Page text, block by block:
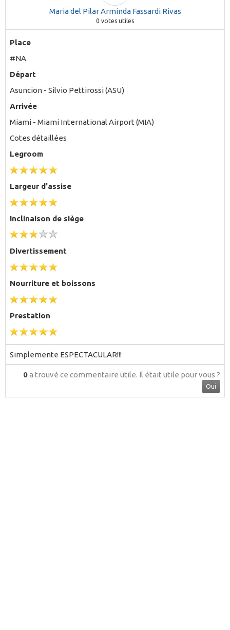
Maria del Pilar Arminda Fassardi Rivas
0 votes utiles
Place
#NA
Départ
Asuncion - Silvio Pettirossi (ASU)
Arrivée
Miami - Miami International Airport (MIA)
Cotes détaillées
Legroom
Largeur d'assise
Inclinaison de siège
Divertissement
Nourriture et boissons
Prestation
Simplemente ESPECTACULAR!!!
0a trouvé ce commentaire utile. Il était utile pour vous ?
Oui